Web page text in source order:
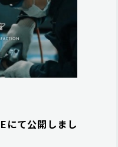
にて公開しまし